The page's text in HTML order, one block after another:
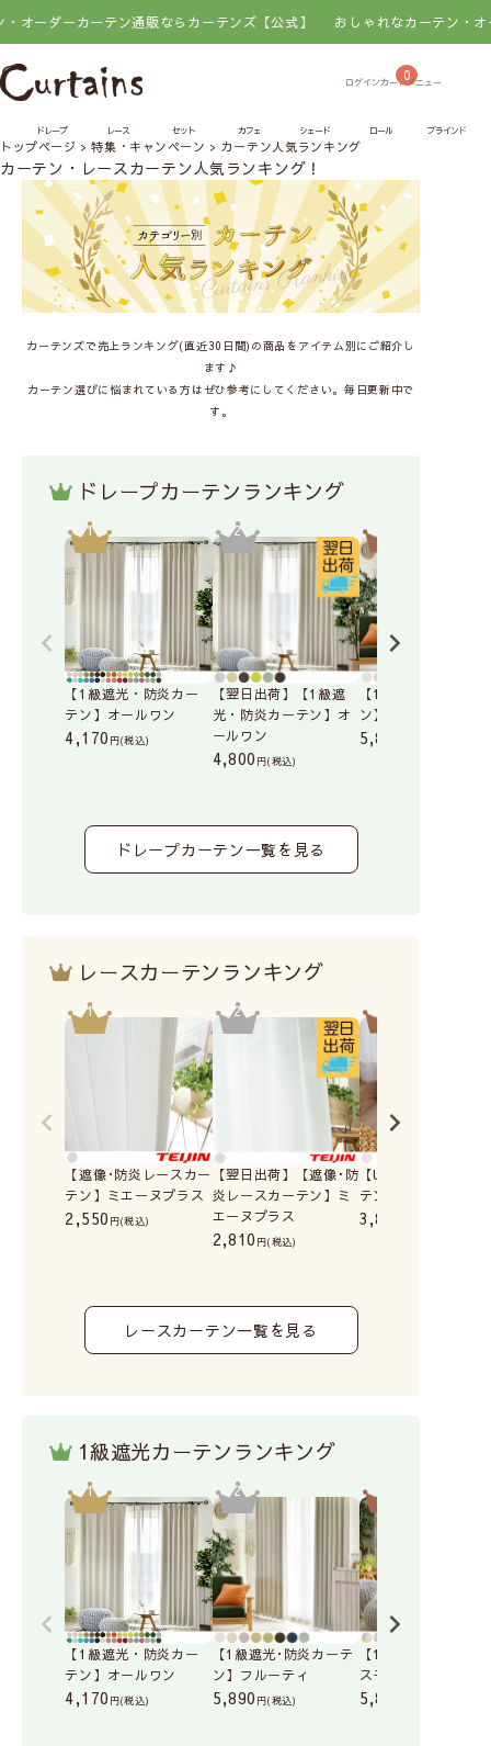
ーカーテン通販ならカーテンズ【公式】 おしゃれなカーテン・オーダ
0
ドレープ レース セット カフェ シェード ロール ブラインド
トップページ 特集・キャンペーン カーテン人気ランキング
カーテン・レースカーテン人気ランキング！
カーテンズで売上ランキング(直近30日間)の商品をアイテム別にご紹介し
ます♪
カーテン選びに悩まれている方はぜひ参考にしてください。毎日更新中で
す。
ドレープカーテンランキング
【1級遮光・防炎カー
テン】オールワン
4,170 (税込)
【翌日出荷】【1級遮
光・防炎カーテン】オ
ールワン
4,800 (税込)
【1級遮光･防炎カー
ン】フルーティ
5,890
ドレープカーテン一覧を見る
レースカーテンランキング
【遮像･防炎レースカー
テン】ミエーヌプラス
2,550 (税込)
【翌日出荷】【遮像･防
炎レースカーテン】ミ
エーヌプラス
2,810 (税込)
【UVカットレース
テン】ウルトラUV
3,800
レースカーテン一覧を見る
1級遮光カーテンランキング
【1級遮光・防炎カー
テン】オールワン
4,170 (税込)
【1級遮光･防炎カーテ
ン】フルーティ
5,890 (税込)
【1級遮光カーテン
スモア
5,800